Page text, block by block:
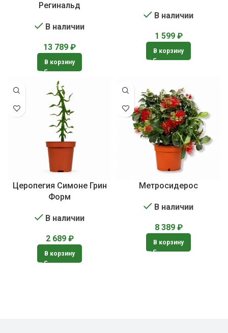
Регинальд
В наличии
13 789 ₽
В корзину
В наличии
1 599 ₽
В корзину
Церопегия Симоне Грин
Форм
В наличии
2 689 ₽
В корзину
Метросидерос
В наличии
8 389 ₽
В корзину